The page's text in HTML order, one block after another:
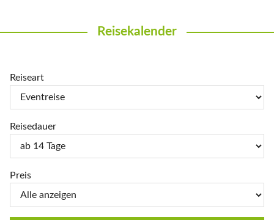
Reisekalender
Reiseart
Reisedauer
Preis